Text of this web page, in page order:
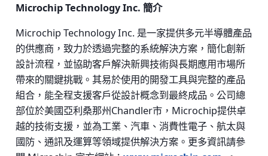
Microchip Technology Inc. 簡介
Microchip Technology Inc. 是一家提供多元半導體產品
的供應商，致力於透過完整的系統解決方案，簡化創新
設計流程，並協助客戶解決新興技術與長期應用市場所
帶來的關鍵挑戰。其易於使用的開發工具與完整的產品
組合，能全程支援客戶從設計概念到最終成品。公司總
部位於美國亞利桑那州Chandler市，Microchip提供卓
越的技術支援，並為工業、汽車、消費性電子、航太與
國防、通訊及運算等領域提供解決方案。更多資訊請參